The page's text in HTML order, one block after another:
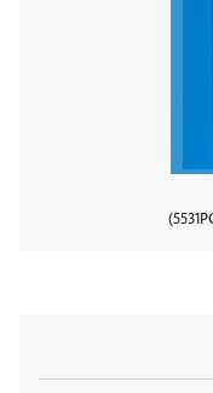
5531